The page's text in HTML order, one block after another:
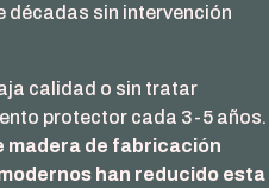
décadas sin intervención
calidad o sin tratar
protector cada 3-5 años.
madera de fabricación
han reducido esta